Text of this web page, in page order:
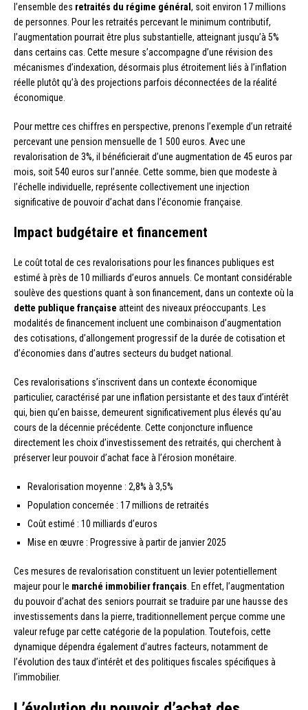
l’ensemble des retraités du régime général , soit environ 17 millions
de personnes. Pour les retraités percevant le minimum contributif,
l’augmentation pourrait être plus substantielle, atteignant jusqu’à 5%
dans certains cas. Cette mesure s’accompagne d’une révision des
mécanismes d’indexation, désormais plus étroitement liés à l’inflation
réelle plutôt qu’à des projections parfois déconnectées de la réalité
économique.
Pour mettre ces chiffres en perspective, prenons l’exemple d’un retraité
percevant une pension mensuelle de 1 500 euros. Avec une
revalorisation de 3%, il bénéficierait d’une augmentation de 45 euros par
mois, soit 540 euros sur l’année. Cette somme, bien que modeste à
l’échelle individuelle, représente collectivement une injection
significative de pouvoir d’achat dans l’économie française.
Impact budgétaire et financement
Le coût total de ces revalorisations pour les finances publiques est
estimé à près de 10 milliards d’euros annuels. Ce montant considérable
soulève des questions quant à son financement, dans un contexte où la
dette publique française atteint des niveaux préoccupants. Les
modalités de financement incluent une combinaison d’augmentation
des cotisations, d’allongement progressif de la durée de cotisation et
d’économies dans d’autres secteurs du budget national.
Ces revalorisations s’inscrivent dans un contexte économique
particulier, caractérisé par une inflation persistante et des taux d’intérêt
qui, bien qu’en baisse, demeurent significativement plus élevés qu’au
cours de la décennie précédente. Cette conjoncture influence
directement les choix d’investissement des retraités, qui cherchent à
préserver leur pouvoir d’achat face à l’érosion monétaire.
Revalorisation moyenne : 2,8% à 3,5%
Population concernée : 17 millions de retraités
Coût estimé : 10 milliards d’euros
Mise en œuvre : Progressive à partir de janvier 2025
Ces mesures de revalorisation constituent un levier potentiellement
majeur pour le marché immobilier français . En effet, l’augmentation
du pouvoir d’achat des seniors pourrait se traduire par une hausse des
investissements dans la pierre, traditionnellement perçue comme une
valeur refuge par cette catégorie de la population. Toutefois, cette
dynamique dépendra également d’autres facteurs, notamment de
l’évolution des taux d’intérêt et des politiques fiscales spécifiques à
l’immobilier.